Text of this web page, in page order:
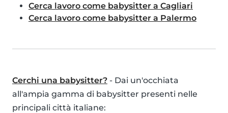
Cerca lavoro come babysitter a Cagliari
Cerca lavoro come babysitter a Palermo
Cerchi una babysitter? - Dai un'occhiata
all'ampia gamma di babysitter presenti nelle
principali città italiane: